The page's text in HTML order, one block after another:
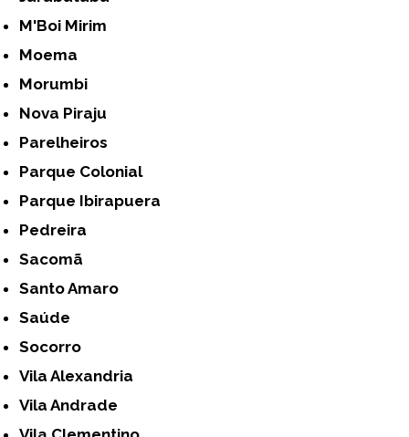
M'Boi Mirim
Moema
Morumbi
Nova Piraju
Parelheiros
Parque Colonial
Parque Ibirapuera
Pedreira
Sacomã
Santo Amaro
Saúde
Socorro
Vila Alexandria
Vila Andrade